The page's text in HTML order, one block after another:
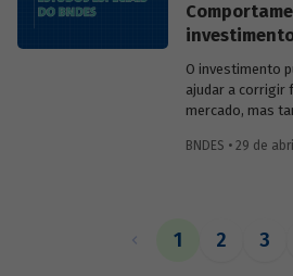
O investimento
ajudar a corrigir
mercado, mas
economia, com
do investi­mento
BNDES • 29 de
1 2 3